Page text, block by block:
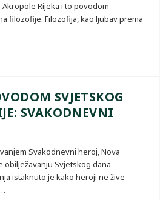
Akropole Rijeka i to povodom
filozofije. Filozofija, kao ljubav prema
SVJETSKOG
SVAKODNEVNI
Svakodnevni heroj, Nova
obilježavanju Svjetskog dana
istaknuto je kako heroji ne žive